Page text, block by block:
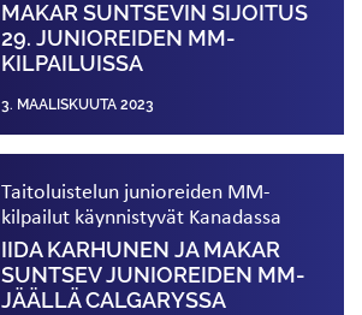
MAKAR SUNTSEVIN SIJOITUS
29. JUNIOREIDEN MM-
KILPAILUISSA
3. MAALISKUUTA 2023
Taitoluistelun junioreiden MM-
kilpailut käynnistyvät Kanadassa
IIDA KARHUNEN JA MAKAR
SUNTSEV JUNIOREIDEN MM-
JÄÄLLÄ CALGARYSSA